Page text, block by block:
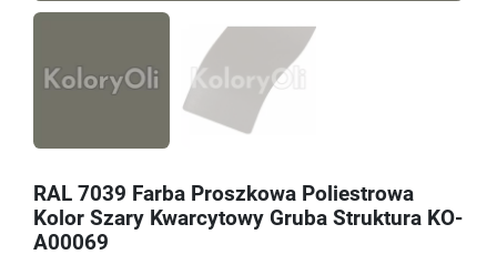
RAL 7039 Farba Proszkowa Poliestrowa
Kolor Szary Kwarcytowy Gruba Struktura KO-
A00069